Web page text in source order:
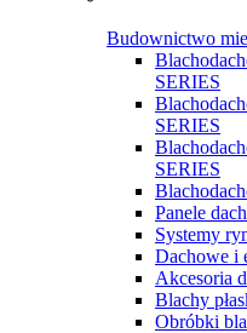
Budownictwo
SERIES
SERIES
SERIES
Panele
Systemy
Dachowe i
Akcesoria
Blachy
Obróbki